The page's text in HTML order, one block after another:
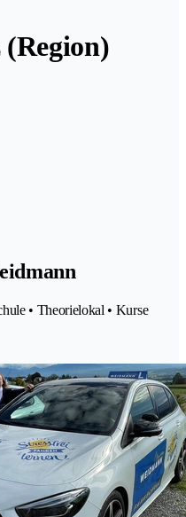
(Region)
• Theorielokal • Kurse